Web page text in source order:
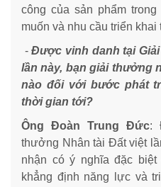
công của sản phẩm
muốn và nhu cầu triển
-Được vinh danh tại
lần này, bạn giải thưởng
nào đối với bước phát
thời gian tới?
Ông Đoàn Trung Đức:
thưởng Nhân tài Đất việt
nhận có ý nghĩa đặc
khẳng định năng lực và